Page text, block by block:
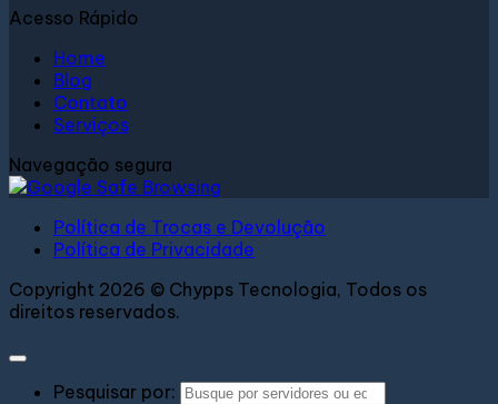
Acesso Rápido
Home
Blog
Contato
Serviços
Navegação segura
Política de Trocas e Devolução
Política de Privacidade
Copyright 2026 © Chypps Tecnologia, Todos os
direitos reservados.
Pesquisar por: